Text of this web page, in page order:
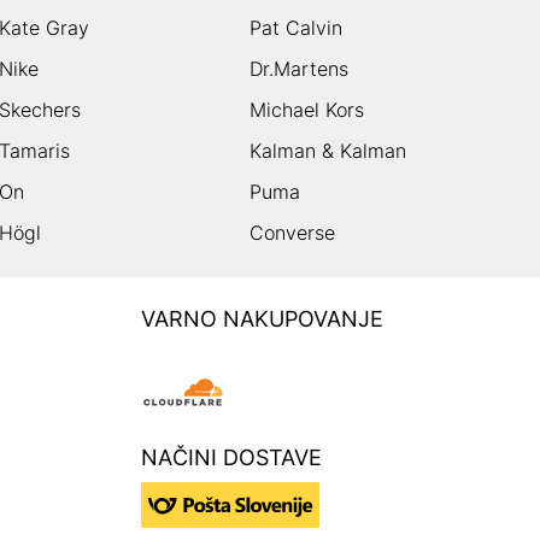
Gray
Pat Calvin
Dr.Martens
Michael Kors
Kalman & Kalman
Puma
Converse
VARNO NAKUPOVANJE
NAČINI DOSTAVE